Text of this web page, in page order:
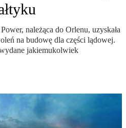
należąca do Orlenu, uzyskała
na budowę dla części lądowej.
jakiemukolwiek